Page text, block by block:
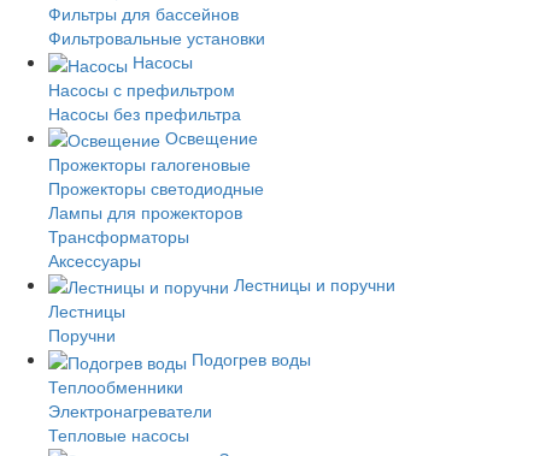
Фильтры для бассейнов
Фильтровальные установки
Насосы
Насосы с префильтром
Насосы без префильтра
Освещение
Прожекторы галогеновые
Прожекторы светодиодные
Лампы для прожекторов
Трансформаторы
Аксессуары
Лестницы и поручни
Лестницы
Поручни
Подогрев воды
Теплообменники
Электронагреватели
Тепловые насосы